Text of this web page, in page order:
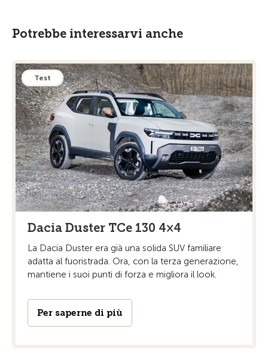
Potrebbe interessarvi anche
Test
Dacia Duster TCe 130 4×4
La Dacia Duster era già una solida SUV familiare
adatta al fuoristrada. Ora, con la terza generazione,
mantiene i suoi punti di forza e migliora il look.
Per saperne di più